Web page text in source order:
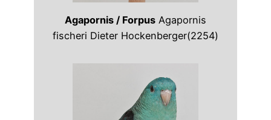
Agapornis / Forpus Agapornis
fischeri Dieter Hockenberger(2254)